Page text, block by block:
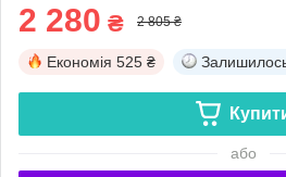
2 280 ₴ 2 805 ₴
Економія 525 ₴
або